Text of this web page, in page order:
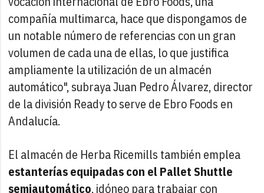
compañía multimarca, hace que dispongamos de
un notable número de referencias con un gran
volumen de cada una de ellas, lo que justifica
ampliamente la utilización de un almacén
automático", subraya Juan Pedro Álvarez, director
de la división Ready to serve de Ebro Foods en
Andalucía.
El almacén de Herba Ricemills también emplea
estanterías equipadas con el Pallet Shuttle
semiautomático, idóneo para trabajar con